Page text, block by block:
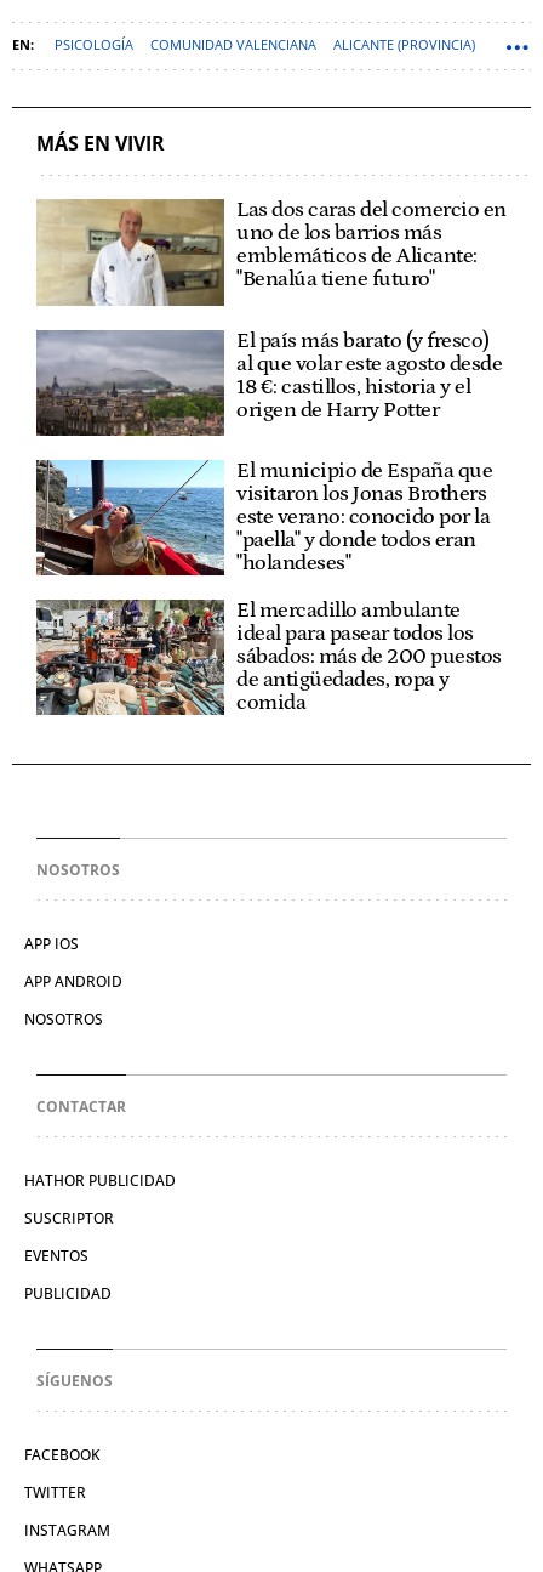
PSICOLOGÍA COMUNIDAD VALENCIANA ALICANTE (PROVINCIA)
MÁS EN VIVIR
Las dos caras del comercio en
uno de los barrios más
emblemáticos de Alicante:
"Benalúa tiene futuro"
El país más barato (y fresco)
al que volar este agosto desde
18 €: castillos, historia y el
origen de Harry Potter
El municipio de España que
visitaron los Jonas Brothers
este verano: conocido por la
"paella" y donde todos eran
"holandeses"
El mercadillo ambulante
ideal para pasear todos los
sábados: más de 200 puestos
de antigüedades, ropa y
comida
NOSOTROS
APP IOS
APP ANDROID
NOSOTROS
CONTACTAR
HATHOR PUBLICIDAD
SUSCRIPTOR
EVENTOS
PUBLICIDAD
SÍGUENOS
FACEBOOK
TWITTER
INSTAGRAM
WHATSAPP